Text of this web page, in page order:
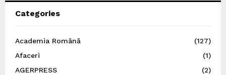
Categories
Academia Română
(127)
Afaceri
(1)
AGERPRESS
(2)